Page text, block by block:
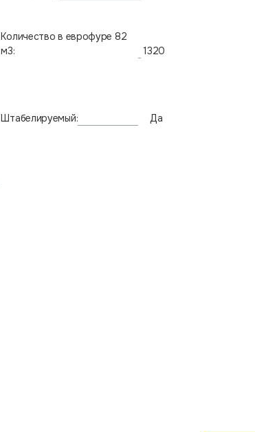
Количество в еврофуре 82
м3:
1320
Штабелируемый: Да